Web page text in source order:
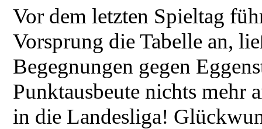
Vor dem letzten Spieltag
Vorsprung die Tabelle an,
Begegnungen gegen
Punktausbeute nichts mehr
in die Landesliga!